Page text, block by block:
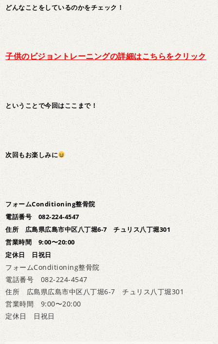
どんなことをしているのかをチェック！
子供のビジョントレーニングの詳細はこちらをクリック
ということで今回はここまで！
次回もお楽しみに
フォームConditioning整骨院
電話番号 082-224-4547
住所 広島県広島市中区八丁堀6-7 チュリス八丁堀301
営業時間 9:00〜20:00
定休日 日祝日
フォームConditioning整骨院
電話番号 082-224-4547
住所 広島県広島市中区八丁堀6-7 チュリス八丁堀301
営業時間 9:00〜20:00
定休日 日祝日